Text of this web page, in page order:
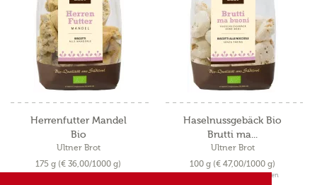
Herrenfutter Mandel
Bio
Ultner Brot
175 g (€ 36,00/1000 g)
Haselnussgebäck Bio
Brutti ma...
Ultner Brot
100 g (€ 47,00/1000 g)
inkl. MwSt. zzgl. Versandkosten